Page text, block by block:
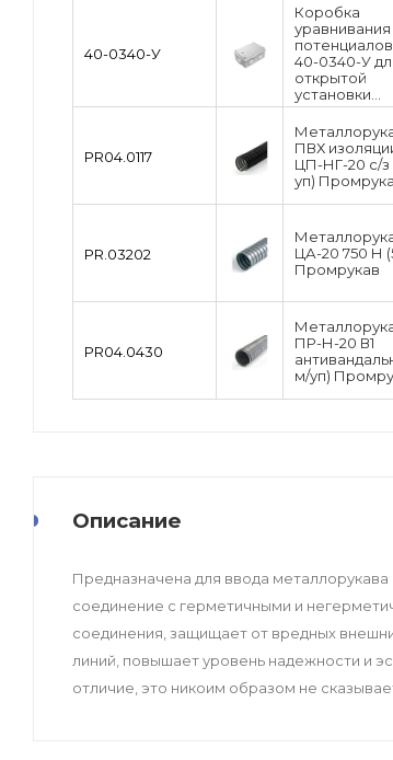
40-0340-У
Коробка
уравнивания
40-0340-У
открытой
установки...
PR04.0117
ПВХ
ЦП-НГ-20 с/з
уп)
PR.03202
ЦА-20 750 Н
Промрукав
PR04.0430
ПР-Н-20 В1
м/уп)
Описание
Предназначена для ввода
соединение с герметичными и
соединения, защищает от вредных
линий, повышает уровень надежности и
отличие, это никоим образом не